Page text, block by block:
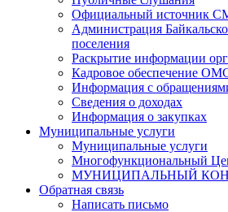
Официальный источник
Администрация
поселения
Раскрытие информации
Кадровое обеспечение
Информация с
Сведения о доходах
Информация о закупках
Муниципальные услуги
Муниципальные услуги
Многофункциональный
МУНИЦИПАЛЬНЫЙ
Обратная связь
Написать письмо